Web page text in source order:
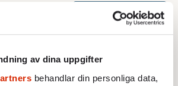
av dina uppgifter
behandlar din personliga data,